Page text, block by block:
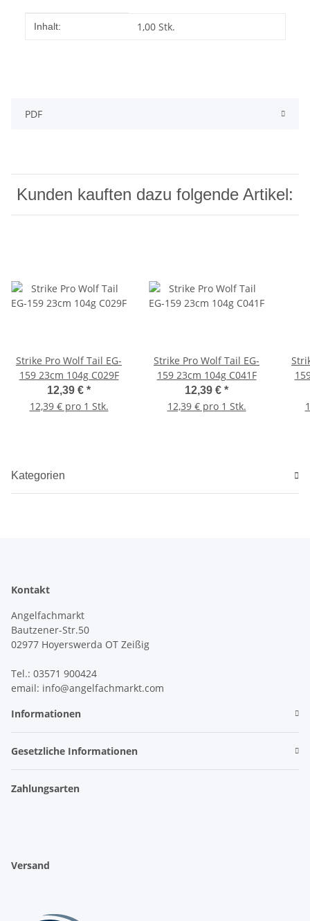
Produkteigenschaft
Wert
Inhalt: 1,00 Stk.
PDF
Kunden kauften dazu folgende Artikel:
Strike Pro Wolf Tail EG-
159 23cm 104g C029F
12,39 € *
12,39 € pro 1 Stk.
Strike Pro Wolf Tail EG-
159 23cm 104g C041F
12,39 € *
12,39 € pro 1 Stk.
Kategorien
Kontakt
Angelfachmarkt
Bautzener-Str.50
02977 Hoyerswerda OT Zeißig
Tel.: 03571 900424
email: info@angelfachmarkt.com
Informationen
Gesetzliche Informationen
Zahlungsarten
Versand